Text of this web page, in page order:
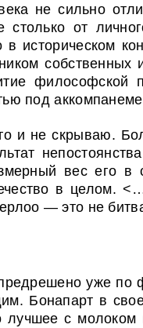
не сильно
столько от
историческом
под
и не скрываю.
вес его
в целом.
— это не
уже по
Бонапарт в
с